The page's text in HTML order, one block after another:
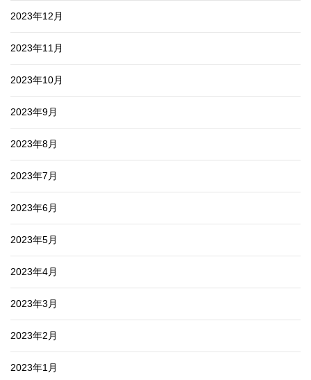
2023年12月
2023年11月
2023年10月
2023年9月
2023年8月
2023年7月
2023年6月
2023年5月
2023年4月
2023年3月
2023年2月
2023年1月